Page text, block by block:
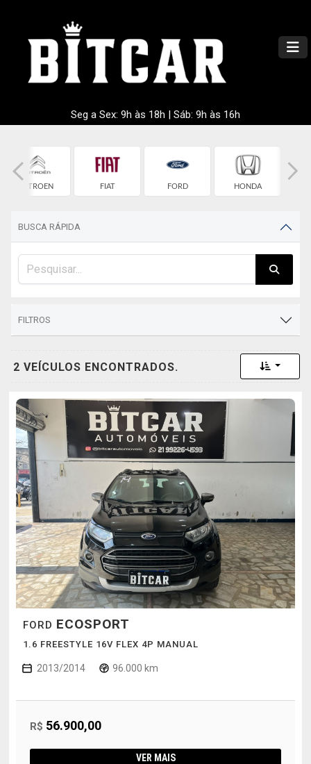
Seg a Sex: 9h às 18h | Sáb: 9h às 16h
CITROEN FIAT FORD HONDA
BUSCA RÁPIDA
FILTROS
2 VEÍCULOS ENCONTRADOS. Toggle
FORD ECOSPORT
1.6 FREESTYLE 16V FLEX 4P MANUAL
2013/2014 96.000 km
R$ 56.900,00
VER MAIS